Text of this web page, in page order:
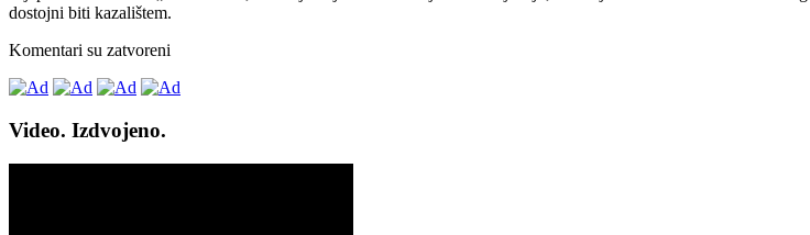
dostojni biti kazalištem.
Komentari su zatvoreni
Video. Izdvojeno.